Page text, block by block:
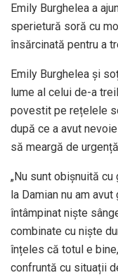
Emily Burghelea a
sperietură soră cu
însărcinată pentru a
Emily Burghelea și
lume al celui de-a
povestit pe rețelele
după ce a avut
să meargă de
„Nu sunt obișnuită
la Damian nu am
întâmpinat niște
combinate cu niște
înțeles că totul e
confruntă cu situații